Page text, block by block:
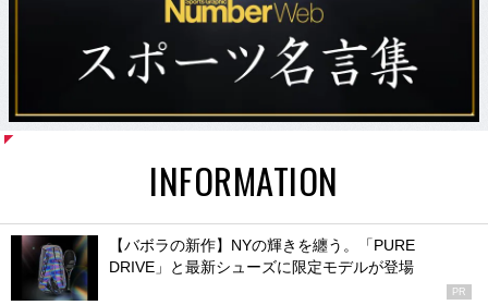
INFORMATION
【バボラの新作】NYの輝きを纏う。「PURE
DRIVE」と最新シューズに限定モデルが登場
PR